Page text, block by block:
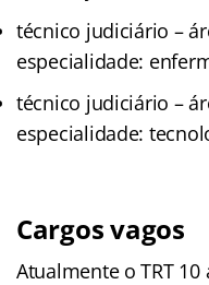
técnico judiciário –
especialidade:
técnico judiciário –
especialidade:
Cargos vagos
Atualmente o TRT